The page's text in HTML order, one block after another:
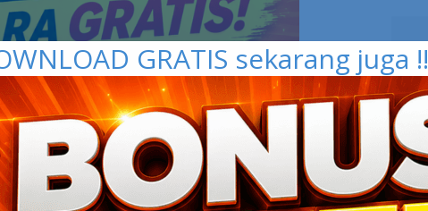
GRATIS sekarang juga !!